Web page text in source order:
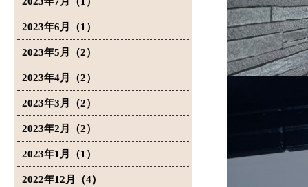
2023年6月（1）
2023年5月（2）
2023年4月（2）
2023年3月（2）
2023年2月（2）
2023年1月（1）
2022年12月（4）